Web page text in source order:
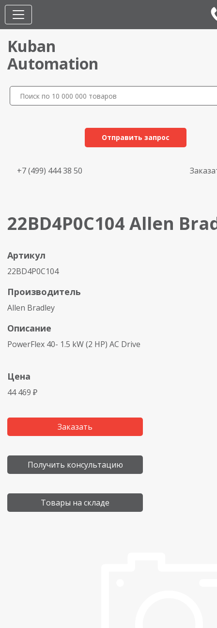
Kuban
Automation
Отправить запрос
+7 (499) 444 38 50
22BD4P0C104 Allen
Артикул
22BD4P0C104
Производитель
Allen Bradley
Описание
PowerFlex 40- 1.5 kW (2 HP) AC Drive
Цена
44 469 ₽
Заказать
Получить консультацию
Товары на складе